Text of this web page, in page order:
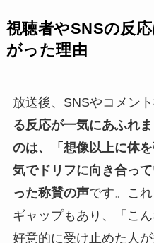
視聴者やSNSの反
がった理由
放送後、SNSやコメント
る反応が一気にあふれ
のは、「想像以上に体
気でドリフに向き合っ
った称賛の声です。こ
ギャップもあり、「こ
好意的に受け止めた人が